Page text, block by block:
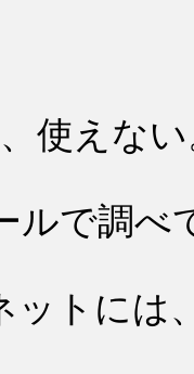
使えな
ルで調
ットには